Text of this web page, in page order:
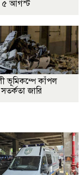
৫ আগস্ট
ভূমিকম্পে কাঁপল
জারি